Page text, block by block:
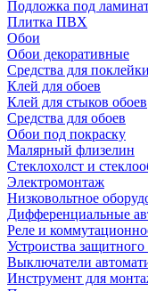
Подложка под
Плитка ПВХ
Обои
Обои декоративные
Средства для
Клей для обоев
Клей для стыков обоев
Средства для обоев
Обои под покраску
Малярный флизелин
Стеклохолст и
Электромонтаж
Низковольтное
Дифференциальные
Реле и
Устроиства
Выключатели
Инструмент для